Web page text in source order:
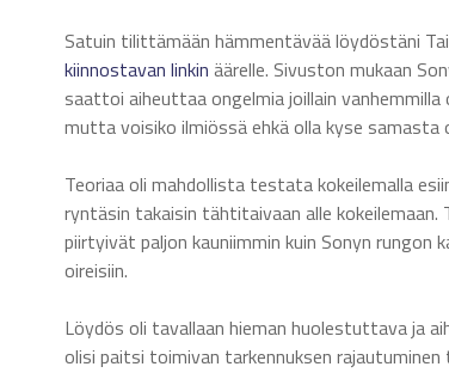
Satuin tilittämään hämmentävää löydöstäni
kiinnostavan linkin äärelle. Sivuston mukaan
saattoi aiheuttaa ongelmia joillain
mutta voisiko ilmiössä ehkä olla kyse samasta
Teoriaa oli mahdollista testata kokeilemalla
ryntäsin takaisin tähtitaivaan alle
piirtyivät paljon kauniimmin kuin Sonyn rungon
oireisiin.
Löydös oli tavallaan hieman huolestuttava ja
olisi paitsi toimivan tarkennuksen